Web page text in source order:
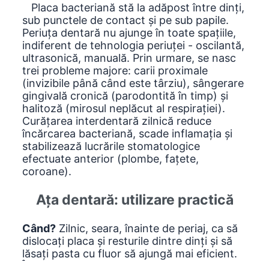
Placa bacteriană stă la adăpost între dinți,
sub punctele de contact și pe sub papile.
Periuța dentară nu ajunge în toate spațiile,
indiferent de tehnologia periuței - oscilantă,
ultrasonică, manuală. Prin urmare, se nasc
trei probleme majore: carii proximale
(invizibile până când este târziu), sângerare
gingivală cronică (parodontită în timp) și
halitoză (mirosul neplăcut al respirației).
Curățarea interdentară zilnică reduce
încărcarea bacteriană, scade inflamația și
stabilizează lucrările stomatologice
efectuate anterior (plombe, fațete,
coroane).
Ața dentară: utilizare practică
Când? Zilnic, seara, înainte de periaj, ca să
dislocați placa și resturile dintre dinți și să
lăsați pasta cu fluor să ajungă mai eficient.